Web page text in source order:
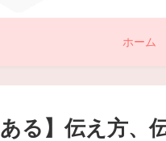
ホーム
る】伝え方